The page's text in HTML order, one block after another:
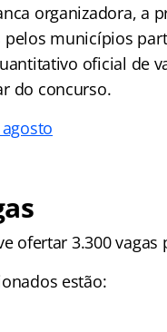
organizadora, a
municípios
oficial de
do concurso.
ofertar 3.300 vagas
estão: